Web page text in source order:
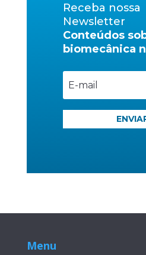
Receba nossa
Newsletter
Conteúdos
biomecânica
Menu